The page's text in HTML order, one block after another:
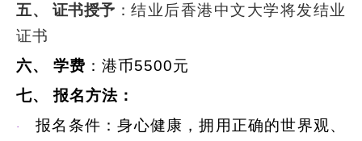
五、 证书授予 ： 结业后香港中文大学将发结业
证书
六、 学费 ：港币5500元
七、 报名方法：
·
报名条件：身心健康，拥用正确的世界观、